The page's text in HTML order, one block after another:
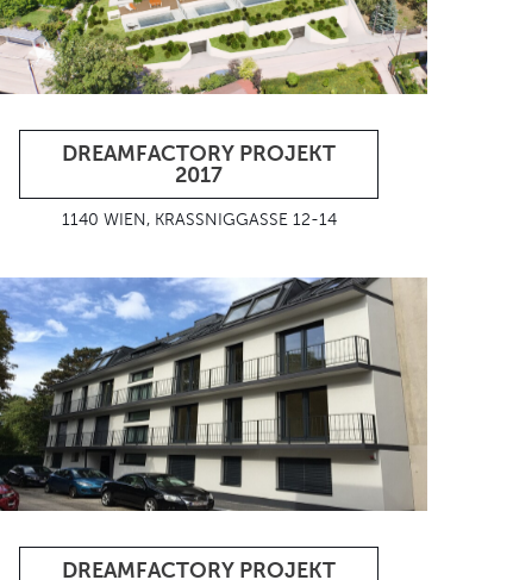
DREAMFACTORY PROJEKT
2017
1140 WIEN, KRASSNIGGASSE 12-14
DREAMFACTORY PROJEKT